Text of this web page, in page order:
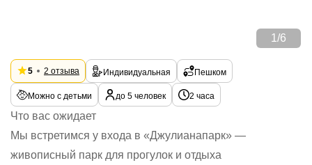
1 /6
5 2 отзыва Индивидуальная Пешком
Можно с детьми до 5 человек 2 часа
Что вас ожидает
Мы встретимся у входа в «Джулианапарк» —
живописный парк для прогулок и отдыха